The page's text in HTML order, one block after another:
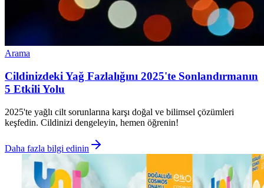
Arama
Cildinizdeki Yağ Fazlalığını 2025'te Sonlandırmanın
5 Etkili Yolu
2025'te yağlı cilt sorunlarına karşı doğal ve bilimsel çözümleri
keşfedin. Cildinizi dengeleyin, hemen öğrenin!
Daha fazla bilgi edinin